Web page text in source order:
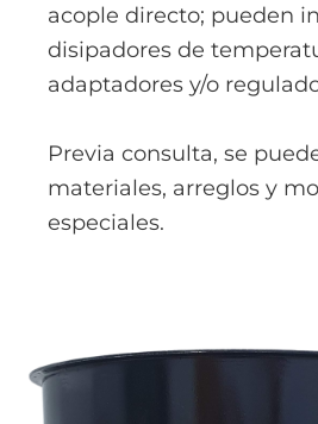
acople directo; pueden
disipadores de
adaptadores y/o
Previa consulta, se
materiales, arreglos y
especiales.